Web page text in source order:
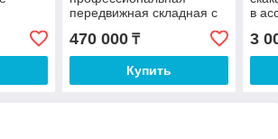
передвижная складная с
470 000₸
Купить
в
3